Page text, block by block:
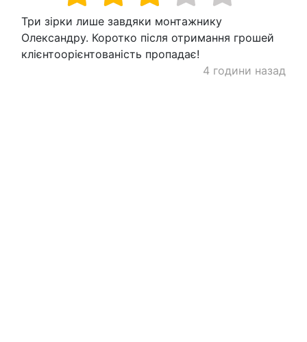
Три зірки лише завдяки монтажнику
Олександру. Коротко після отримання грошей
клієнтоорієнтованість пропадає!
4 години назад